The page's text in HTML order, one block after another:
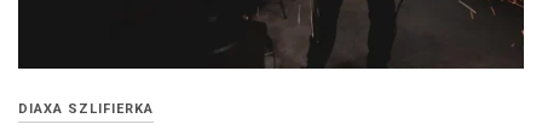
DIAXA SZLIFIERKA